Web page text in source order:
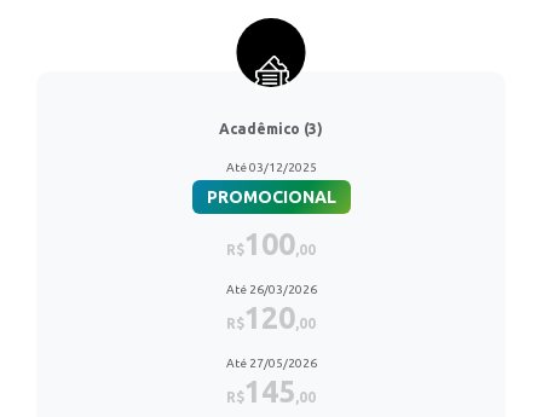
Acadêmico (3)
Até 03/12/2025
PROMOCIONAL
R$100,00
Até 26/03/2026
R$120,00
Até 27/05/2026
R$145,00